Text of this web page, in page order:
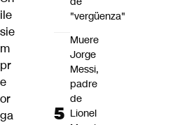
ile
sie
m
pr
e
or
ga
"vergüenza"
Muere
Jorge
Messi,
padre
de
Lionel